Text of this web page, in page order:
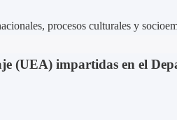
procesos culturales y
(UEA) impartidas en el